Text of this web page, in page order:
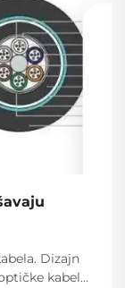
Dizajn
kabele